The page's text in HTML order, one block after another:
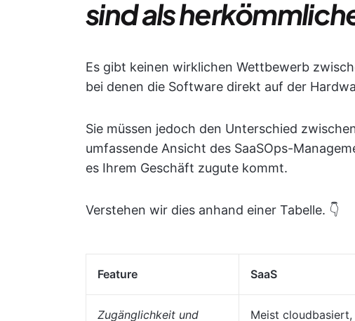
sind als
Es gibt keinen wirklichen Wettbewerb
bei denen die Software direkt auf der
Sie müssen jedoch den Unterschied
umfassende Ansicht des SaaSOps-
es Ihrem Geschäft zugute kommt.
Verstehen wir dies anhand einer Tabelle. 👇
Feature SaaS
Zugänglichkeit und
Meist